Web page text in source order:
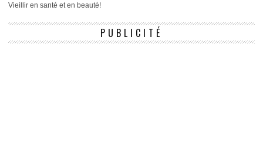
Vieillir en santé et en beauté!
PUBLICITÉ